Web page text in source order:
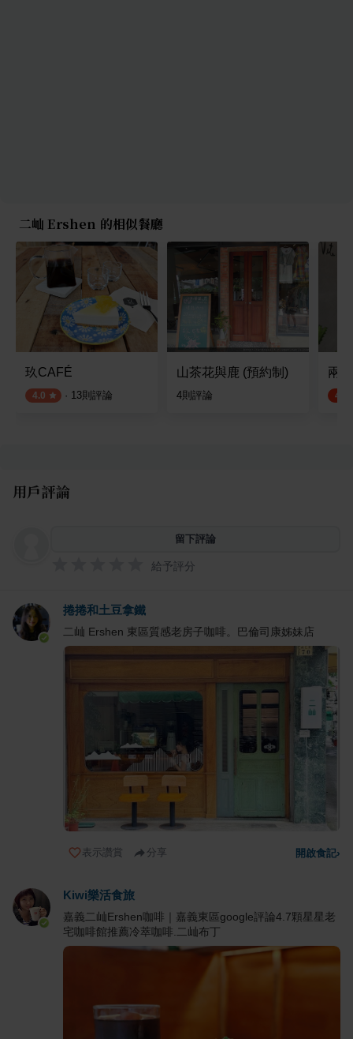
二屾 Ershen 的相似餐廳
玖CAFÉ
4.0 · 13則評論
山茶花與鹿 (預約制)
4則評論
兩
4.7
用戶評論
留下評論
給予評分
捲捲和土豆拿鐵
二屾 Ershen 東區質感老房子咖啡。巴倫司康姊妹店
表示讚賞 分享 開啟食記›
Kiwi樂活食旅
嘉義二屾Ershen咖啡｜嘉義東區google評論4.7顆星星老
宅咖啡館推薦冷萃咖啡.二屾布丁